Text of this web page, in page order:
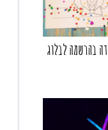
בהרשמה לבלוג